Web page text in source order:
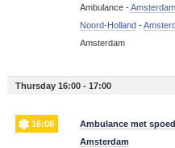
Ambulance -
Noord-Holland-
Amsterdam
Thursday 16:00 - 17:00
16:08
Ambulance met
Amsterdam